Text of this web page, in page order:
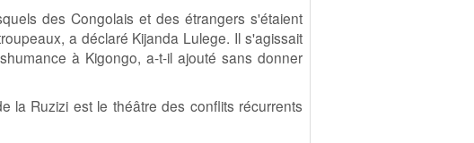
des Congolais et des étrangers s'étaient
a déclaré Kijanda Lulege. Il s'agissait
à Kigongo, a-t-il ajouté sans donner
la Ruzizi est le théâtre des conflits récurrents